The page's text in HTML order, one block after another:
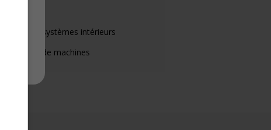
Poseur de systèmes intérieurs
Opérateur de machines